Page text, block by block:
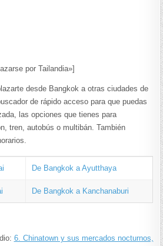
por Tailandia»]
desde Bangkok a otras ciudades de
de rápido acceso para que puedas
las opciones que tienes para
tren, autobús o multibán. También
De Bangkok a Ayutthaya
De Bangkok a Kanchanaburi
6. Chinatown y sus mercados nocturnos,